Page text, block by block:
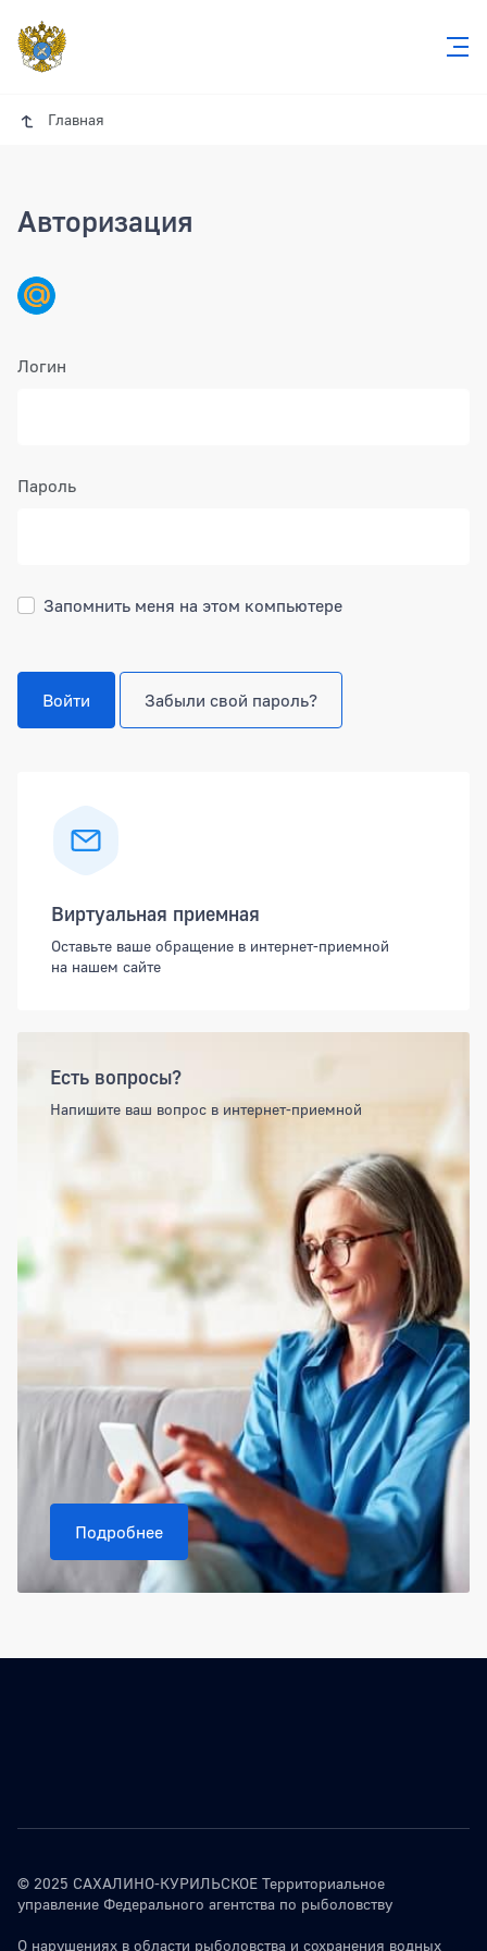
Главная
Авторизация
Логин
Пароль
Запомнить меня на этом компьютере
Войти Забыли свой пароль?
Виртуальная приемная
Оставьте ваше обращение в интернет-приемной
на нашем сайте
Есть вопросы?
Напишите ваш вопрос в интернет-приемной
Подробнее
© 2025 САХАЛИНО-КУРИЛЬСКОЕ Территориальное
управление Федерального агентства по рыболовству
О нарушениях в области рыболовства и сохранения водных